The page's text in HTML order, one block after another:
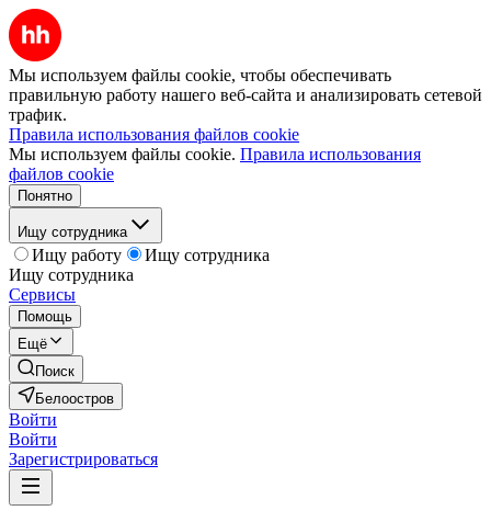
Мы используем файлы cookie, чтобы обеспечивать
правильную работу нашего веб-сайта и анализировать сетевой
трафик.
Правила использования файлов cookie
Мы используем файлы cookie. Правила использования
файлов cookie
Понятно
Ищу сотрудника
Ищу работу
Ищу сотрудника
Ищу сотрудника
Сервисы
Помощь
Ещё
Поиск
Белоостров
Войти
Войти
Зарегистрироваться